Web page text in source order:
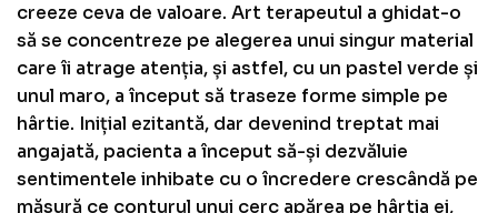
creeze ceva de valoare. Art terapeutul a ghidat-o
să se concentreze pe alegerea unui singur material
care îi atrage atenția, și astfel, cu un pastel verde și
unul maro, a început să traseze forme simple pe
hârtie. Inițial ezitantă, dar devenind treptat mai
angajată, pacienta a început să-și dezvăluie
sentimentele inhibate cu o încredere crescândă pe
măsură ce conturul unui cerc apărea pe hârtia ei,